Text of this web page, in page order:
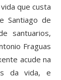
que custa
Santiago de
santuarios,
Fraguas
acude na
da vida, e